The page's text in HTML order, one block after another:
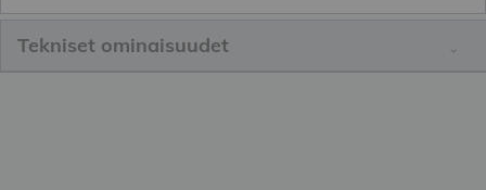
Tekniset ominaisuudet